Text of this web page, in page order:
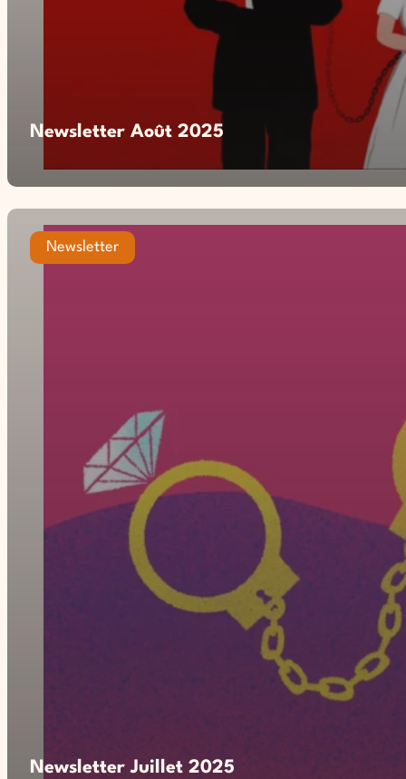
Newsletter Août 2025
Newsletter
Newsletter Juillet 2025